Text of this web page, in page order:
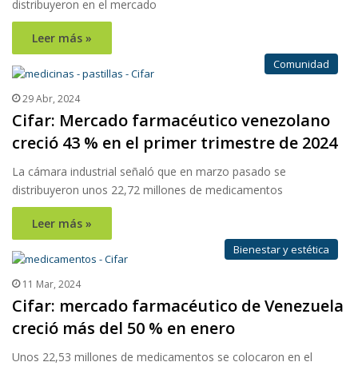
distribuyeron en el mercado
Leer más »
Comunidad
29 Abr, 2024
Cifar: Mercado farmacéutico venezolano
creció 43 % en el primer trimestre de 2024
La cámara industrial señaló que en marzo pasado se
distribuyeron unos 22,72 millones de medicamentos
Leer más »
Bienestar y estética
11 Mar, 2024
Cifar: mercado farmacéutico de Venezuela
creció más del 50 % en enero
Unos 22,53 millones de medicamentos se colocaron en el